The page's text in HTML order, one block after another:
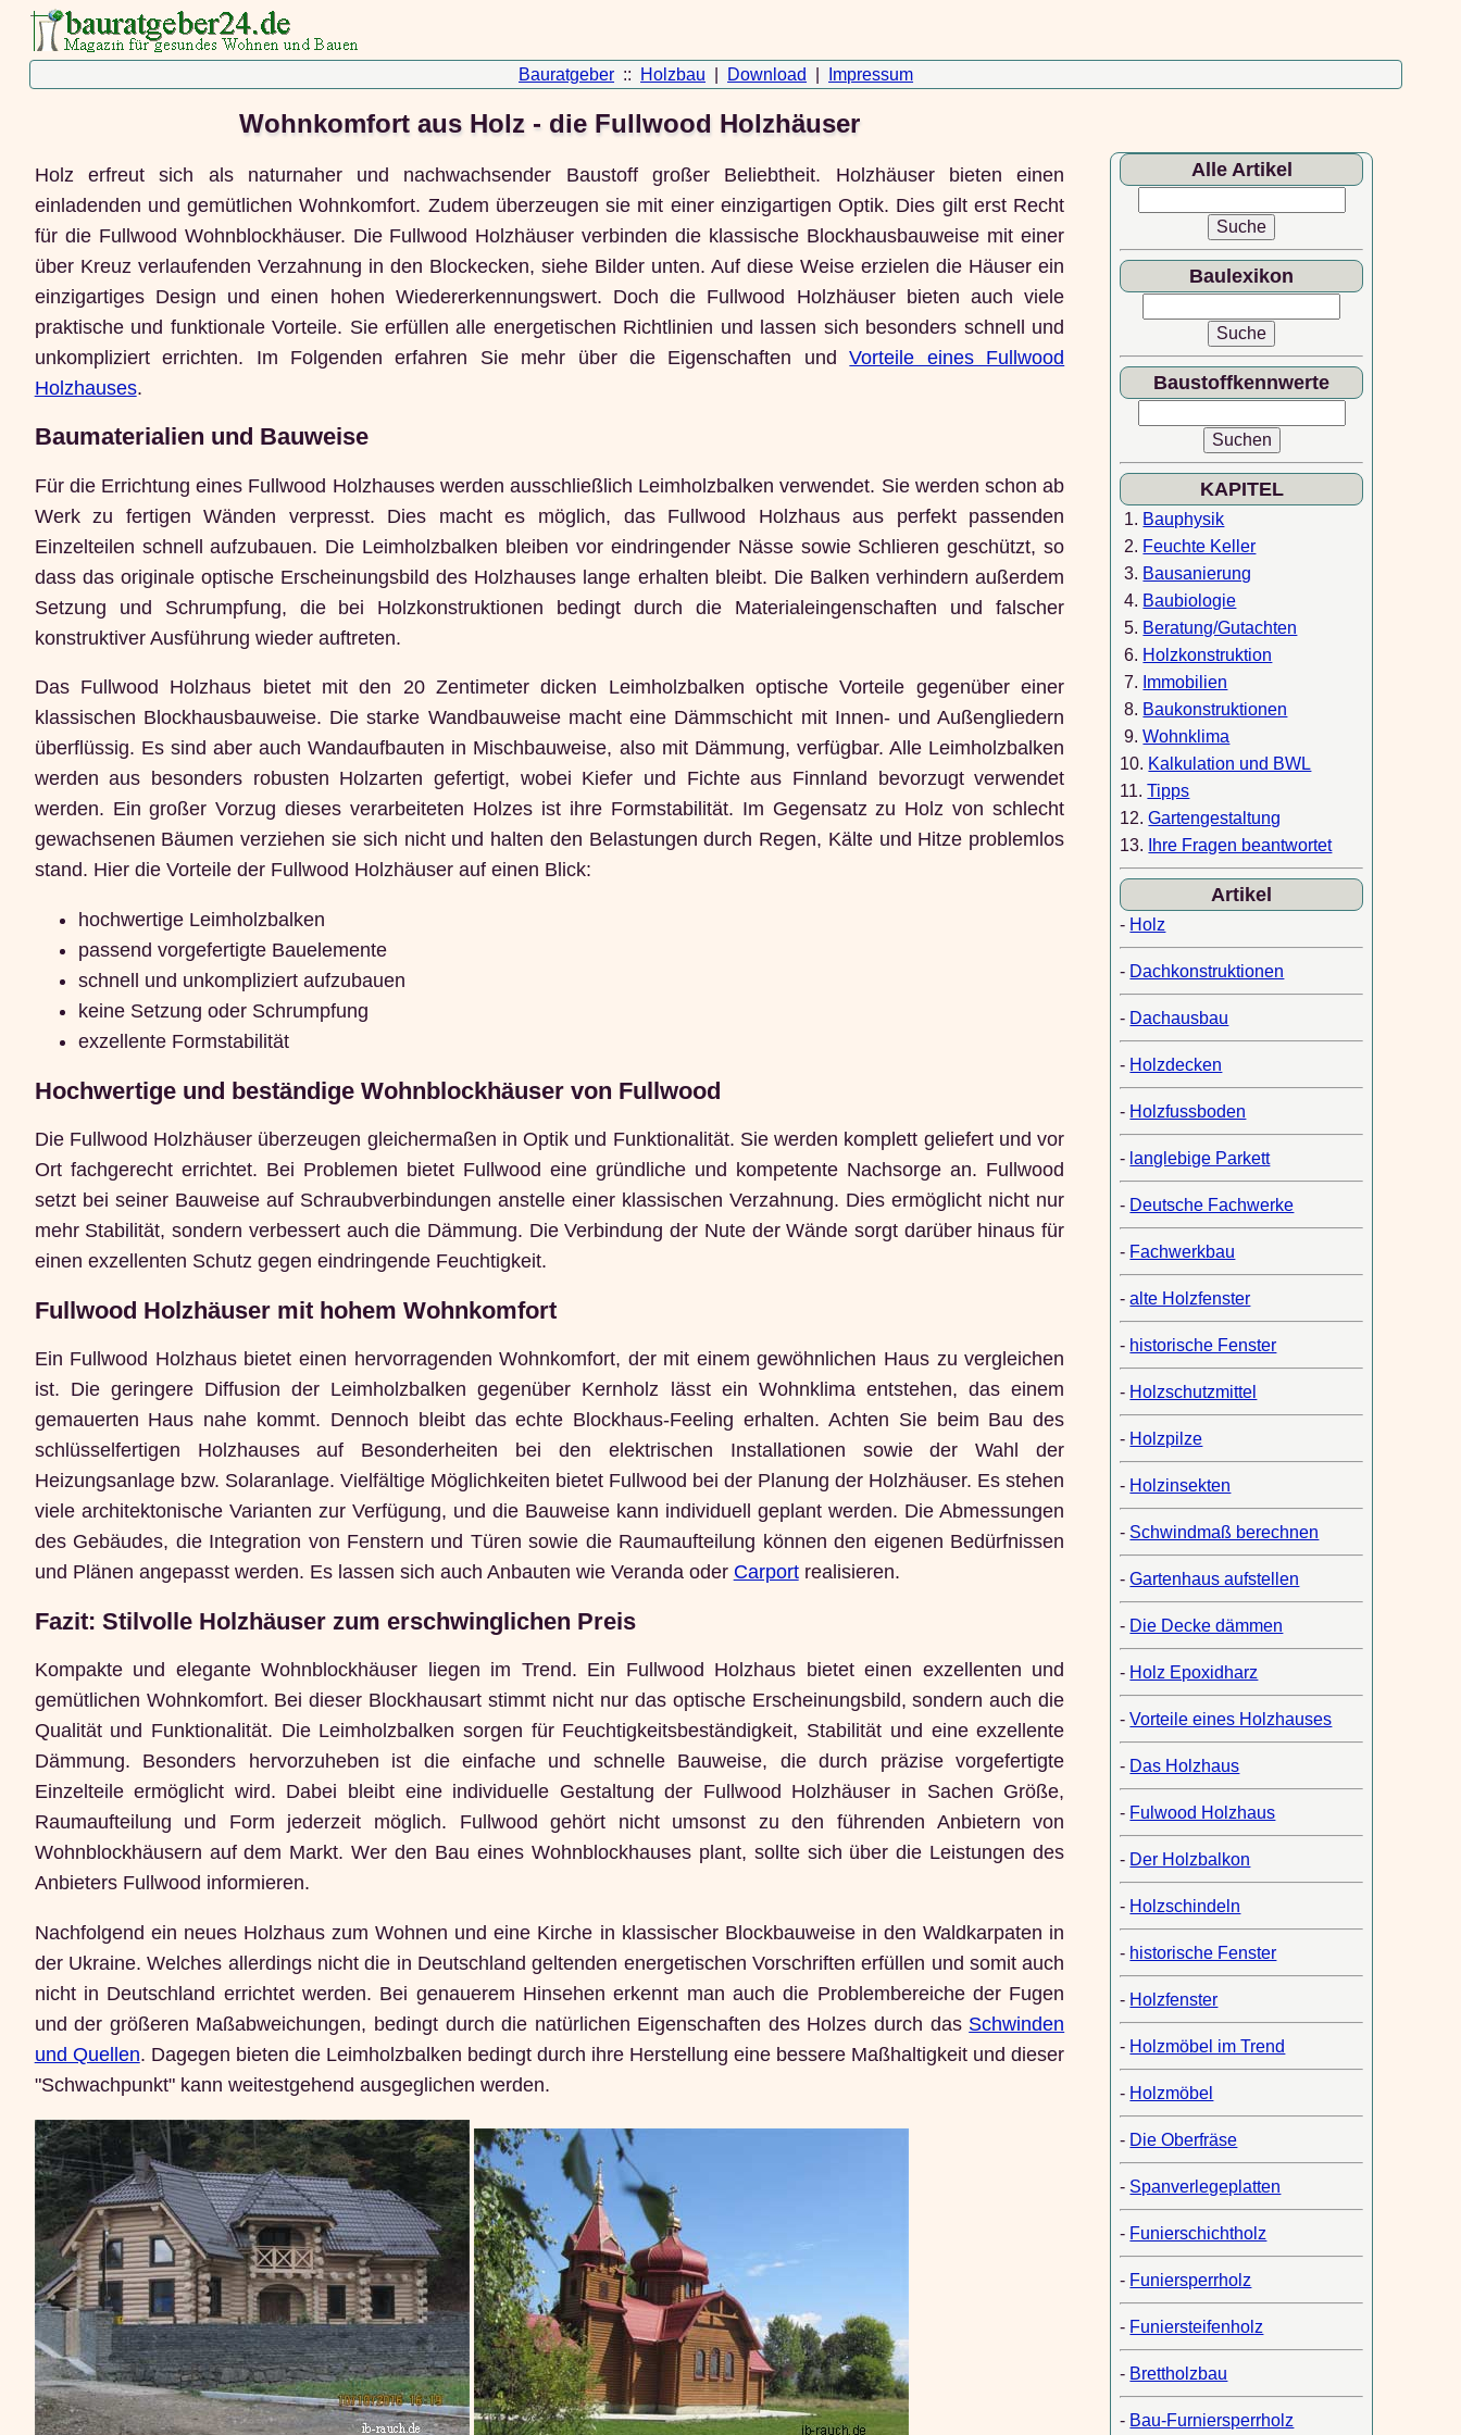
Bauratgeber :: Holzbau Download Impressum
Wohnkomfort aus Holz - die Fullwood Holzhäuser
Holz erfreut sich als naturnaher und nachwachsender Baustoff großer Beliebtheit. Holzhäuser bieten einen
einladenden und gemütlichen Wohnkomfort. Zudem überzeugen sie mit einer einzigartigen Optik. Dies gilt erst Recht
für die Fullwood Wohnblockhäuser. Die Fullwood Holzhäuser verbinden die klassische Blockhausbauweise mit einer
über Kreuz verlaufenden Verzahnung in den Blockecken, siehe Bilder unten. Auf diese Weise erzielen die Häuser ein
einzigartiges Design und einen hohen Wiedererkennungswert. Doch die Fullwood Holzhäuser bieten auch viele
praktische und funktionale Vorteile. Sie erfüllen alle energetischen Richtlinien und lassen sich besonders schnell und
unkompliziert errichten. Im Folgenden erfahren Sie mehr über die Eigenschaften undVorteile eines Fullwood
Holzhauses.
Baumaterialien und Bauweise
Für die Errichtung eines Fullwood Holzhauses werden ausschließlich Leimholzbalken verwendet. Sie werden schon ab
Werk zu fertigen Wänden verpresst. Dies macht es möglich, das Fullwood Holzhaus aus perfekt passenden
Einzelteilen schnell aufzubauen. Die Leimholzbalken bleiben vor eindringender Nässe sowie Schlieren geschützt, so
dass das originale optische Erscheinungsbild des Holzhauses lange erhalten bleibt. Die Balken verhindern außerdem
Setzung und Schrumpfung, die bei Holzkonstruktionen bedingt durch die Materialeingenschaften und falscher
konstruktiver Ausführung wieder auftreten.
Das Fullwood Holzhaus bietet mit den 20 Zentimeter dicken Leimholzbalken optische Vorteile gegenüber einer
klassischen Blockhausbauweise. Die starke Wandbauweise macht eine Dämmschicht mit Innen- und Außengliedern
überflüssig. Es sind aber auch Wandaufbauten in Mischbauweise, also mit Dämmung, verfügbar. Alle Leimholzbalken
werden aus besonders robusten Holzarten gefertigt, wobei Kiefer und Fichte aus Finnland bevorzugt verwendet
werden. Ein großer Vorzug dieses verarbeiteten Holzes ist ihre Formstabilität. Im Gegensatz zu Holz von schlecht
gewachsenen Bäumen verziehen sie sich nicht und halten den Belastungen durch Regen, Kälte und Hitze problemlos
stand. Hier die Vorteile der Fullwood Holzhäuser auf einen Blick:
hochwertige Leimholzbalken
passend vorgefertigte Bauelemente
schnell und unkompliziert aufzubauen
keine Setzung oder Schrumpfung
exzellente Formstabilität
Hochwertige und beständige Wohnblockhäuser von Fullwood
Die Fullwood Holzhäuser überzeugen gleichermaßen in Optik und Funktionalität. Sie werden komplett geliefert und vor
Ort fachgerecht errichtet. Bei Problemen bietet Fullwood eine gründliche und kompetente Nachsorge an. Fullwood
setzt bei seiner Bauweise auf Schraubverbindungen anstelle einer klassischen Verzahnung. Dies ermöglicht nicht nur
mehr Stabilität, sondern verbessert auch die Dämmung. Die Verbindung der Nute der Wände sorgt darüber hinaus für
einen exzellenten Schutz gegen eindringende Feuchtigkeit.
Fullwood Holzhäuser mit hohem Wohnkomfort
Ein Fullwood Holzhaus bietet einen hervorragenden Wohnkomfort, der mit einem gewöhnlichen Haus zu vergleichen
ist. Die geringere Diffusion der Leimholzbalken gegenüber Kernholz lässt ein Wohnklima entstehen, das einem
gemauerten Haus nahe kommt. Dennoch bleibt das echte Blockhaus-Feeling erhalten. Achten Sie beim Bau des
schlüsselfertigen Holzhauses auf Besonderheiten bei den elektrischen Installationen sowie der Wahl der
Heizungsanlage bzw. Solaranlage. Vielfältige Möglichkeiten bietet Fullwood bei der Planung der Holzhäuser. Es stehen
viele architektonische Varianten zur Verfügung, und die Bauweise kann individuell geplant werden. Die Abmessungen
des Gebäudes, die Integration von Fenstern und Türen sowie die Raumaufteilung können den eigenen Bedürfnissen
und Plänen angepasst werden. Es lassen sich auch Anbauten wie Veranda oder Carportrealisieren.
Fazit: Stilvolle Holzhäuser zum erschwinglichen Preis
Kompakte und elegante Wohnblockhäuser liegen im Trend. Ein Fullwood Holzhaus bietet einen exzellenten und
gemütlichen Wohnkomfort. Bei dieser Blockhausart stimmt nicht nur das optische Erscheinungsbild, sondern auch die
Qualität und Funktionalität. Die Leimholzbalken sorgen für Feuchtigkeitsbeständigkeit, Stabilität und eine exzellente
Dämmung. Besonders hervorzuheben ist die einfache und schnelle Bauweise, die durch präzise vorgefertigte
Einzelteile ermöglicht wird. Dabei bleibt eine individuelle Gestaltung der Fullwood Holzhäuser in Sachen Größe,
Raumaufteilung und Form jederzeit möglich. Fullwood gehört nicht umsonst zu den führenden Anbietern von
Wohnblockhäusern auf dem Markt. Wer den Bau eines Wohnblockhauses plant, sollte sich über die Leistungen des
Anbieters Fullwood informieren.
Nachfolgend ein neues Holzhaus zum Wohnen und eine Kirche in klassischer Blockbauweise in den Waldkarpaten in
der Ukraine. Welches allerdings nicht die in Deutschland geltenden energetischen Vorschriften erfüllen und somit auch
nicht in Deutschland errichtet werden. Bei genauerem Hinsehen erkennt man auch die Problembereiche der Fugen
und der größeren Maßabweichungen, bedingt durch die natürlichen Eigenschaften des Holzes durch das Schwinden
und Quellen. Dagegen bieten die Leimholzbalken bedingt durch ihre Herstellung eine bessere Maßhaltigkeit und dieser
"Schwachpunkt" kann weitestgehend ausgeglichen werden.
Alle Artikel
Baulexikon
Baustoffkennwerte
KAPITEL
1. Bauphysik
2. Feuchte Keller
3. Bausanierung
4. Baubiologie
5. Beratung/Gutachten
6. Holzkonstruktion
7. Immobilien
8. Baukonstruktionen
9.Wohnklima
10. Kalkulation und BWL
11.Tipps
12.Gartengestaltung
13.
Ihre Fragen beantwortet
Artikel
- Holz
- Dachkonstruktionen
- Dachausbau
- Holzdecken
- Holzfussboden
- langlebige Parkett
- Deutsche Fachwerke
- Fachwerkbau
-alte Holzfenster
- historische Fenster
- Holzschutzmittel
- Holzpilze
- Holzinsekten
- Schwindmaß berechnen
-Gartenhaus aufstellen
- Die Decke dämmen
- Holz Epoxidharz
-Vorteile eines Holzhauses
- Das Holzhaus
- Fulwood Holzhaus
- Der Holzbalkon
- Holzschindeln
- historische Fenster
- Holzfenster
- Holzmöbel im Trend
- Holzmöbel
- Die Oberfräse
- Spanverlegeplatten
- Funierschichtholz
- Funiersperrholz
- Funiersteifenholz
- Brettholzbau
- Bau-Furniersperrholz